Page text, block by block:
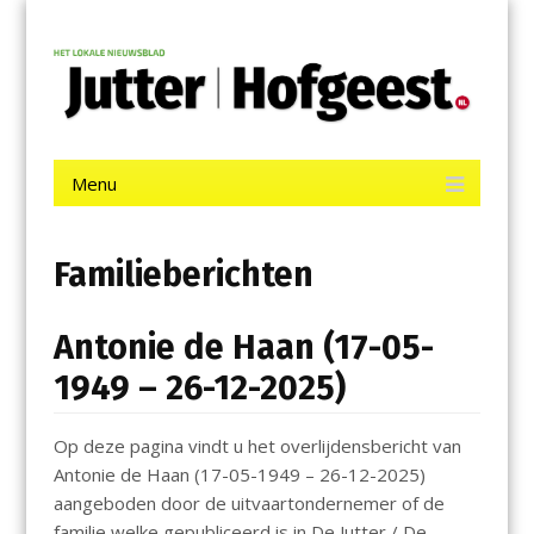
contentJutter | Hofgeest
Menu
Familieberichten
Antonie de Haan (17-05-
1949 – 26-12-2025)
Op deze pagina vindt u het overlijdensbericht van
Antonie de Haan (17-05-1949 – 26-12-2025)
aangeboden door de uitvaartondernemer of de